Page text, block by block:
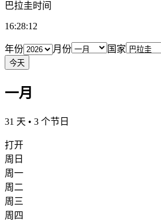
巴拉圭时间
16:28:13
年份 月份 国家
今天
一月
31 天 • 3 个节日
打开
周日
周一
周二
周三
周四